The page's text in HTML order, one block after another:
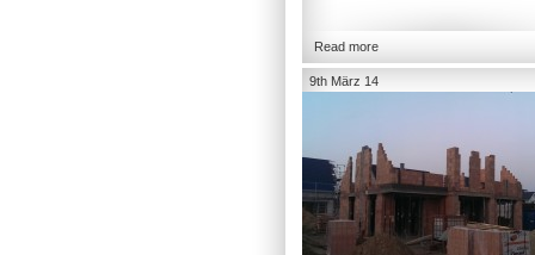
Read more
9th März 14